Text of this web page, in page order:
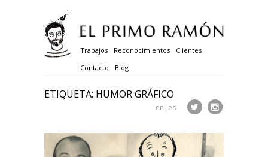
Trabajos Reconocimientos
Clientes
Contacto
Blog
ETIQUETA: HUMOR GRÁFICO
en | es